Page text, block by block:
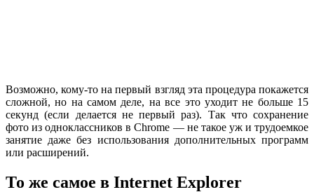
Возможно, кому-то на первый взгляд эта процедура покажется
сложной, но на самом деле, на все это уходит не больше 15
секунд (если делается не первый раз). Так что сохранение
фото из одноклассников в Chrome — не такое уж и трудоемкое
занятие даже без использования дополнительных программ
или расширений.
То же самое в Internet Explorer